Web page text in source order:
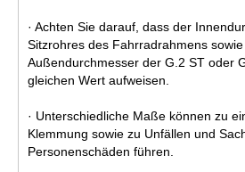
· Achten Sie darauf, dass der
Sitzrohres des Fahrradrahmens
Außendurchmesser der G.2 ST oder
gleichen Wert aufweisen.
· Unterschiedliche Maße können zu
Klemmung sowie zu Unfällen und
Personenschäden führen.